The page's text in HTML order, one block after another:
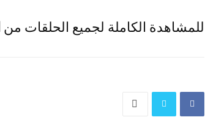
للمشاهدة الكاملة لجميع الحلقات من